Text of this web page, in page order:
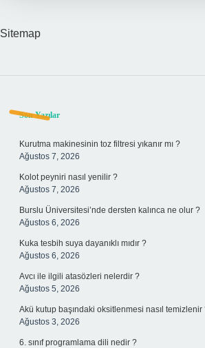
Sitemap
Sidebar
Son Yazılar
Kurutma makinesinin toz filtresi yıkanır mı ?
Ağustos 7, 2026
Kolot peyniri nasıl yenilir ?
Ağustos 7, 2026
Burslu Üniversitesi’nde dersten kalınca ne olur ?
Ağustos 6, 2026
Kuka tesbih suya dayanıklı mıdır ?
Ağustos 6, 2026
Avcı ile ilgili atasözleri nelerdir ?
Ağustos 5, 2026
Akü kutup başındaki oksitlenmesi nasıl temizlenir
Ağustos 3, 2026
6. sınıf programlama dili nedir ?